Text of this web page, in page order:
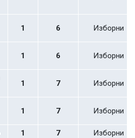
1 6 Изборни
1 6 Изборни
1 7 Изборни
1 7 Изборни
1 7
Изборни